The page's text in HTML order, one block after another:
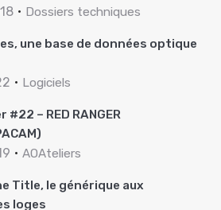
Dossiers techniques
une base de données optique
Logiciels
#22 – RED RANGER
AOAteliers
Title, le générique aux
loges